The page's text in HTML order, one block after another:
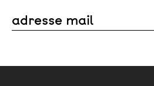
adresse mail